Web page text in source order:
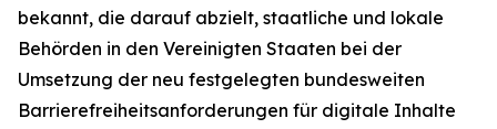
bekannt, die darauf abzielt, staatliche und lokale
Behörden in den Vereinigten Staaten bei der
Umsetzung der neu festgelegten bundesweiten
Barrierefreiheitsanforderungen für digitale Inhalte